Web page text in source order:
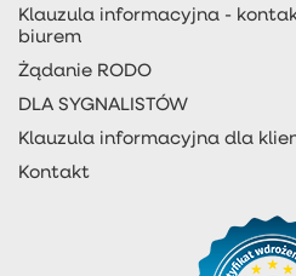
Klauzula informacyjna -
biurem
Żądanie RODO
DLA SYGNALISTÓW
Klauzula informacyjna dla
Kontakt